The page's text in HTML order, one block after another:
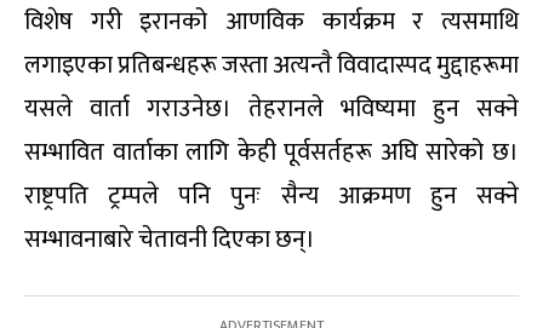
विशेष गरी इरानको आणविक कार्यक्रम र त्यसमाथि
लगाइएका प्रतिबन्धहरू जस्ता अत्यन्तै विवादास्पद मुद्दाहरूमा
यसले वार्ता गराउनेछ। तेहरानले भविष्यमा हुन सक्ने
सम्भावित वार्ताका लागि केही पूर्वसर्तहरू अघि सारेको छ।
राष्ट्रपति ट्रम्पले पनि पुनः सैन्य आक्रमण हुन सक्ने
सम्भावनाबारे चेतावनी दिएका छन्।